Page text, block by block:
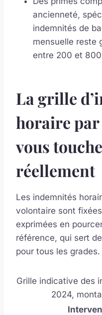
ancienneté,
indemnités de
mensuelle reste
entre 200 et
La grille
horaire par
vous
réellement
Les indemnités
volontaire sont
exprimées en
référence, qui sert
pour tous les grades.
Grille indicative des
2024,